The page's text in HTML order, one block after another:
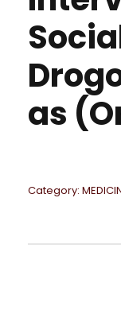
as
Category: